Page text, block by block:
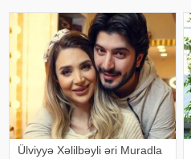
götürülmüş bioloji nümunələr
üzərində aparılan toksikoloji
analizləri
Ülviyyə Xəlilbəyli əri Muradla